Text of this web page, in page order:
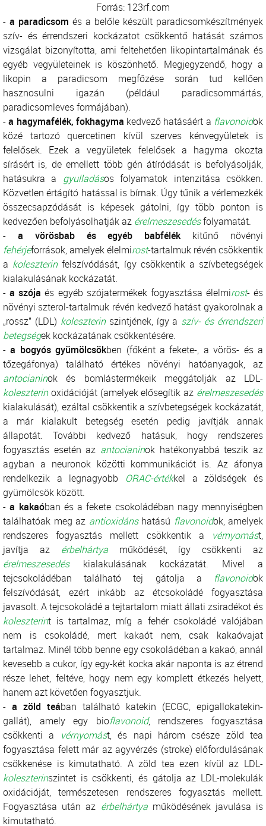
Forrás: 123rf.com
- a paradicsom és a belőle készült paradicsomkészítmények
szív- és érrendszeri kockázatot csökkentő hatását számos
vizsgálat bizonyította, ami feltehetően likopintartalmának és
egyéb vegyületeinek is köszönhető. Megjegyzendő, hogy a
likopin a paradicsom megfőzése során tud kellően
hasznosulni igazán (például paradicsommártás,
paradicsomleves formájában).
-a hagymafélék, fokhagyma kedvező hatásáért a flavonoidok
közé tartozó quercetinen kívül szerves kénvegyületek is
felelősek. Ezek a vegyületek felelősek a hagyma okozta
sírásért is, de emellett több gén átíródását is befolyásolják,
hatásukra a gyulladásos folyamatok intenzitása csökken.
Közvetlen értágító hatással is bírnak. Úgy tűnik a vérlemezkék
összecsapzódását is képesek gátolni, így több ponton is
kedvezően befolyásolhatják az érelmeszesedésfolyamatát.
- a vörösbab és egyéb babfélékkitűnő növényi
fehérjeforrások, amelyek élelmirost-tartalmuk révén csökkentik
a koleszterinfelszívódását, így csökkentik a szívbetegségek
kialakulásának kockázatát.
- a szójaés egyéb szójatermékek fogyasztása élelmirost- és
növényi szterol-tartalmuk révén kedvező hatást gyakorolnak a
„rossz” (LDL) koleszterinszintjének, így a szív- és érrendszeri
betegségek kockázatának csökkentésére.
-a bogyós gyümölcsökben (főként a fekete-, a vörös- és a
tőzegáfonya) található értékes növényi hatóanyagok, az
antocianinok és bomlástermékeik meggátolják az LDL-
koleszterinoxidációját (amelyek elősegítik az érelmeszesedés
kialakulását), ezáltal csökkentik a szívbetegségek kockázatát,
a már kialakult betegség esetén pedig javítják annak
állapotát. További kedvező hatásuk, hogy rendszeres
fogyasztás esetén az antocianinok hatékonyabbá teszik az
agyban a neuronok közötti kommunikációt is. Az áfonya
rendelkezik a legnagyobb ORAC-értékkel a zöldségek és
gyümölcsök között.
-a kakaóban és a fekete csokoládéban nagy mennyiségben
találhatóak meg az antioxidánshatású flavonoidok, amelyek
rendszeres fogyasztás mellett csökkentik a vérnyomást,
javítja az érbelhártyaműködését, így csökkenti az
érelmeszesedéskialakulásának kockázatát. Mivel a
tejcsokoládéban található tej gátolja a flavonoidok
felszívódását, ezért inkább az étcsokoládé fogyasztása
javasolt. A tejcsokoládé a tejtartalom miatt állati zsiradékot és
koleszterint is tartalmaz, míg a fehér csokoládé valójában
nem is csokoládé, mert kakaót nem, csak kakaóvajat
tartalmaz. Minél több benne egy csokoládéban a kakaó, annál
kevesebb a cukor, így egy-két kocka akár naponta is az étrend
része lehet, feltéve, hogy nem egy komplett étkezés helyett,
hanem azt követően fogyasztjuk.
- a zöld teában található katekin (ECGC, epigallokatekin-
gallát), amely egy bioflavonoid, rendszeres fogyasztása
csökkenti a
vérnyomást, és napi három csésze zöld tea
fogyasztása felett már az agyvérzés (stroke) előfordulásának
csökkenése is kimutatható. A zöld tea ezen kívül az LDL-
koleszterinszintet is csökkenti, és gátolja az LDL-molekulák
oxidációját, természetesen rendszeres fogyasztás mellett.
Fogyasztása után az érbelhártyaműködésének javulása is
kimutatható.